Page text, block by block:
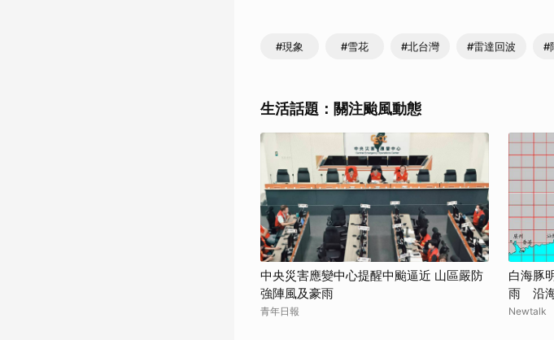
#現象 #雪花 #北台灣 #雷達回波 #
生活話題：關注颱風動態
中央災害應變中心提醒中颱逼近 山區嚴防
強陣風及豪雨
青年日報
白海豚
雨 沿
Newtalk